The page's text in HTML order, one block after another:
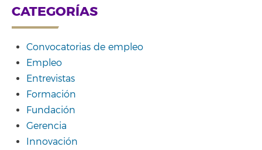
CATEGORÍAS
Convocatorias de empleo
Empleo
Entrevistas
Formación
Fundación
Gerencia
Innovación